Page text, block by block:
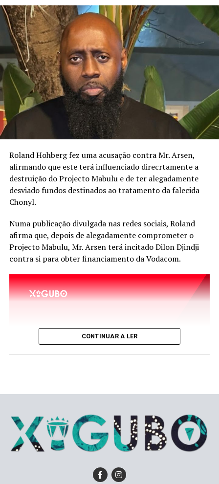
A resposta do actor foi acompanhada por uma reflexão
sobre o estado da cultura moçambicana, na qual defende
que o declínio cultural começou muito antes da actual
situação das salas de exibição.
Mendes recorda o desaparecimento gradual de bandas, a
redução da actividade teatral, o enfraquecimento de
instituições culturais, como a Companhia Nacional de
Canto e Dança, o desaparecimento de salas de cinema e
o afastamento da literatura do quotidiano dos
moçambicanos.
Para Gilberto Mendes, a cultura deixou de ser encarada
como um bem essencial para a formação da sociedade e,
como consequência, surgiram problemas como a perda
de civismo, o empobrecimento do debate público, a
degradação do uso da língua portuguesa e a crescente
valorização de conteúdos superficiais nas plataformas
Com o Gungu Cinema, Gilberto Mendes poderá ampliar
a sua contribuição para a preservação e promoção da
Roland Hohberg fez uma acusação contra Mr. Arsen,
afirmando que este terá influenciado direcrtamente a
destruição do Projecto Mabulu e de ter alegadamente
desviado fundos destinados ao tratamento da falecida
Chonyl.
Numa publicação divulgada nas redes sociais, Roland
afirma que, depois de alegadamente comprometer o
Projecto Mabulu, Mr. Arsen terá incitado Dilon Djindji
contra si para obter financiamento da Vodacom.
CONTINUAR A LER